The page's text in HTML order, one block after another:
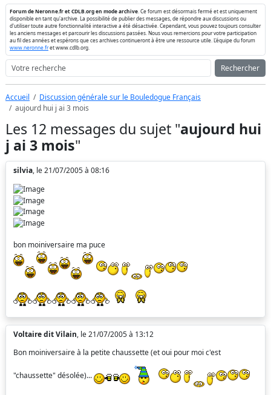
Forum de Neronne.fr et CDLB.org en mode archive . Ce forum est désormais fermé et est uniquement
disponible en tant qu'archive. La possibilité de publier des messages, de répondre aux discussions ou
d'utiliser toute autre fonctionnalité interactive a été désactivée. Cependant, vous pouvez toujours consulter
les anciens messages et parcourir les discussions passées. Nous vous remercions pour votre participation
au fil des années et espérons que ces archives continueront à être une ressource utile. L'équipe du forum
www.neronne.fret www.cdlb.org.
Rechercher
Accueil
Discussion générale sur le Bouledogue Français
aujourd hui j ai 3 mois
Les 12 messages du sujet "aujourd hui
j ai 3 mois"
silvia, le 21/07/2005 à 08:16
bon moiniversaire ma puce
Voltaire dit Vilain, le 21/07/2005 à 13:12
Bon moiniversaire à la petite chaussette (et oui pour moi c'est
"chaussette" désolée)...